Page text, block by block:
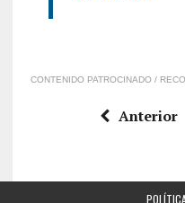
CONTENIDO PATROCINADO /
Anterior